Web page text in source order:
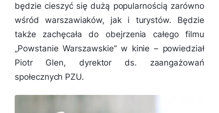
będzie cieszyć się dużą popularnością zarówno
wśród warszawiaków, jak i turystów. Będzie
także zachęcała do obejrzenia całego filmu
„Powstanie Warszawskie” w kinie – powiedział
Piotr Glen, dyrektor ds. zaangażowań
społecznych PZU.